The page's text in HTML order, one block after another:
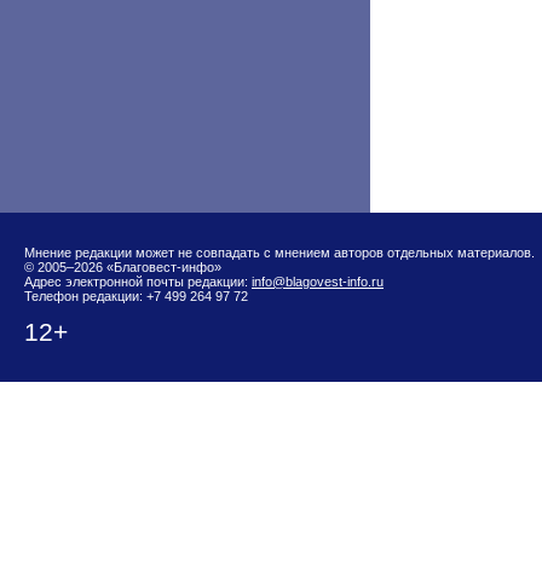
Мнение редакции может не совпадать с мнением авторов отдельных материалов.
© 2005–2026 «Благовест-инфо»
Адрес электронной почты редакции: info@blagovest-info.ru
Телефон редакции: +7 499 264 97 72
12+